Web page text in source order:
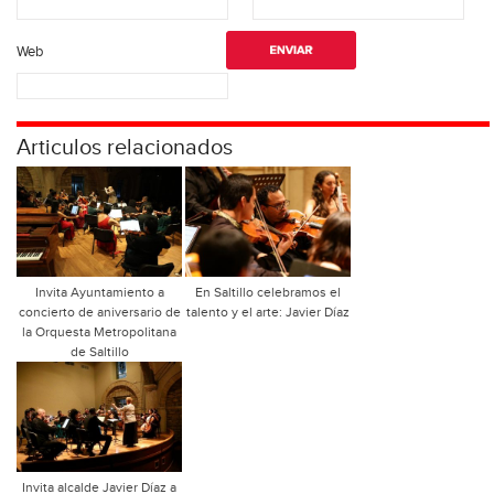
Web
Articulos relacionados
Invita Ayuntamiento a
concierto de aniversario de
la Orquesta Metropolitana
de Saltillo
En Saltillo celebramos el
talento y el arte: Javier Díaz
Invita alcalde Javier Díaz a